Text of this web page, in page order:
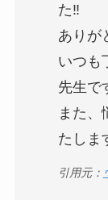
た‼️
ありが
いつも
先生で
また、
たしま
引用元：